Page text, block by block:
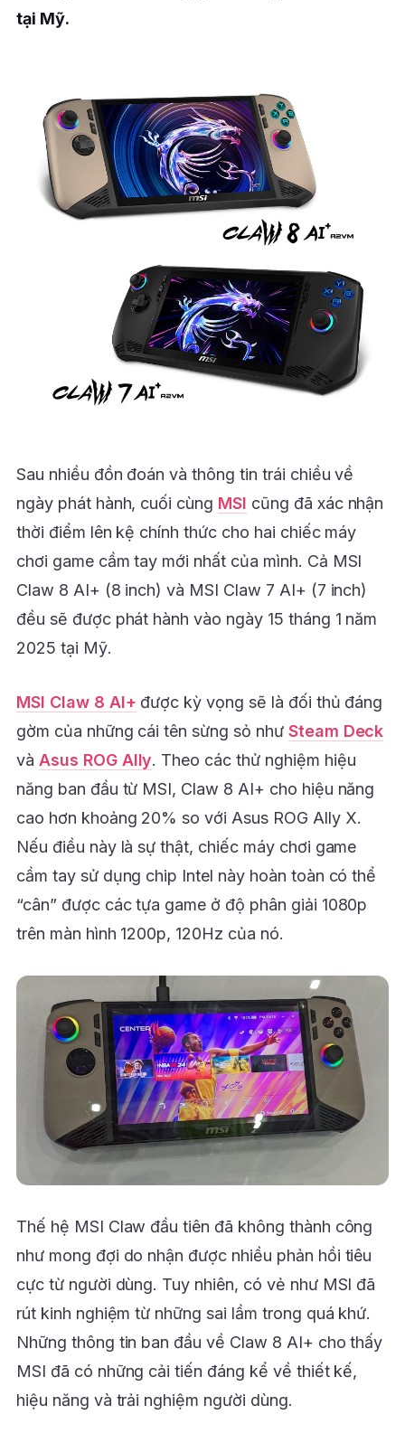
tại Mỹ.
Sau nhiều đồn đoán và thông tin trái chiều về
ngày phát hành, cuối cùng MSI cũng đã xác nhận
thời điểm lên kệ chính thức cho hai chiếc máy
chơi game cầm tay mới nhất của mình. Cả MSI
Claw 8 AI+ (8 inch) và MSI Claw 7 AI+ (7 inch)
đều sẽ được phát hành vào ngày 15 tháng 1 năm
2025 tại Mỹ.
MSI Claw 8 AI+ được kỳ vọng sẽ là đối thủ đáng
gờm của những cái tên sừng sỏ như Steam Deck
và Asus ROG Ally. Theo các thử nghiệm hiệu
năng ban đầu từ MSI, Claw 8 AI+ cho hiệu năng
cao hơn khoảng 20% so với Asus ROG Ally X.
Nếu điều này là sự thật, chiếc máy chơi game
cầm tay sử dụng chip Intel này hoàn toàn có thể
“cân” được các tựa game ở độ phân giải 1080p
trên màn hình 1200p, 120Hz của nó.
Thế hệ MSI Claw đầu tiên đã không thành công
như mong đợi do nhận được nhiều phản hồi tiêu
cực từ người dùng. Tuy nhiên, có vẻ như MSI đã
rút kinh nghiệm từ những sai lầm trong quá khứ.
Những thông tin ban đầu về Claw 8 AI+ cho thấy
MSI đã có những cải tiến đáng kể về thiết kế,
hiệu năng và trải nghiệm người dùng.